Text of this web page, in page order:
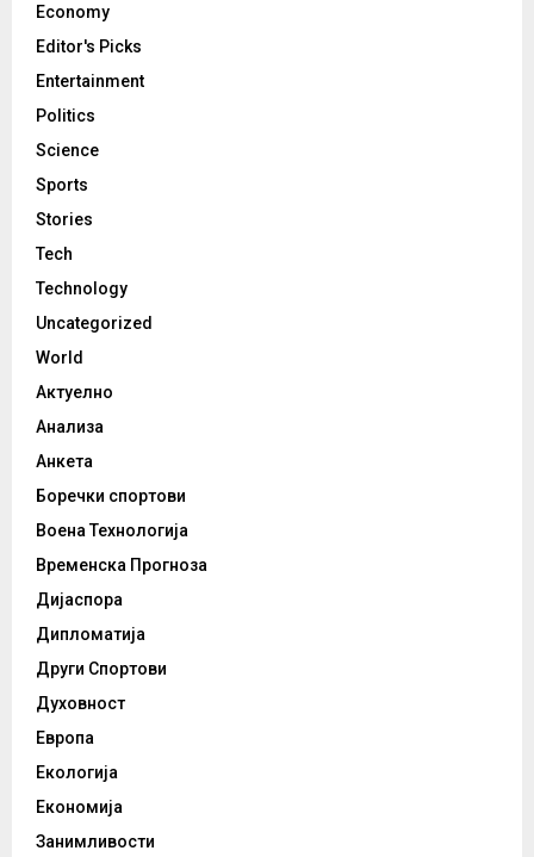
Economy
Editor's Picks
Entertainment
Politics
Science
Sports
Stories
Tech
Technology
Uncategorized
World
Актуелно
Анализа
Анкета
Боречки спортови
Воена Технологија
Временска Прогноза
Дијаспора
Дипломатија
Други Спортови
Духовност
Европа
Екологија
Економија
Занимливости